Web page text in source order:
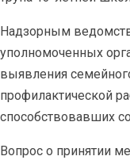
Надзорным
уполномоченных
выявления
профилактической
способствовавших
Вопрос о принятии